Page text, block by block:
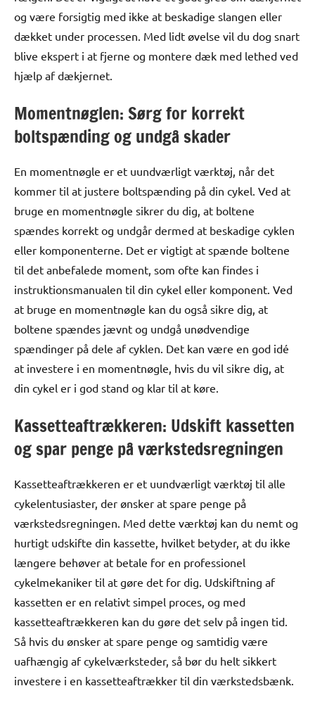
og være forsigtig med ikke at beskadige slangen eller
dækket under processen. Med lidt øvelse vil du dog snart
blive ekspert i at fjerne og montere dæk med lethed ved
hjælp af dækjernet.
Momentnøglen: Sørg for korrekt
boltspænding og undgå skader
En momentnøgle er et uundværligt værktøj, når det
kommer til at justere boltspænding på din cykel. Ved at
bruge en momentnøgle sikrer du dig, at boltene
spændes korrekt og undgår dermed at beskadige cyklen
eller komponenterne. Det er vigtigt at spænde boltene
til det anbefalede moment, som ofte kan findes i
instruktionsmanualen til din cykel eller komponent. Ved
at bruge en momentnøgle kan du også sikre dig, at
boltene spændes jævnt og undgå unødvendige
spændinger på dele af cyklen. Det kan være en god idé
at investere i en momentnøgle, hvis du vil sikre dig, at
din cykel er i god stand og klar til at køre.
Kassetteaftrækkeren: Udskift kassetten
og spar penge på værkstedsregningen
Kassetteaftrækkeren er et uundværligt værktøj til alle
cykelentusiaster, der ønsker at spare penge på
værkstedsregningen. Med dette værktøj kan du nemt og
hurtigt udskifte din kassette, hvilket betyder, at du ikke
længere behøver at betale for en professionel
cykelmekaniker til at gøre det for dig. Udskiftning af
kassetten er en relativt simpel proces, og med
kassetteaftrækkeren kan du gøre det selv på ingen tid.
Så hvis du ønsker at spare penge og samtidig være
uafhængig af cykelværksteder, så bør du helt sikkert
investere i en kassetteaftrækker til din værkstedsbænk.